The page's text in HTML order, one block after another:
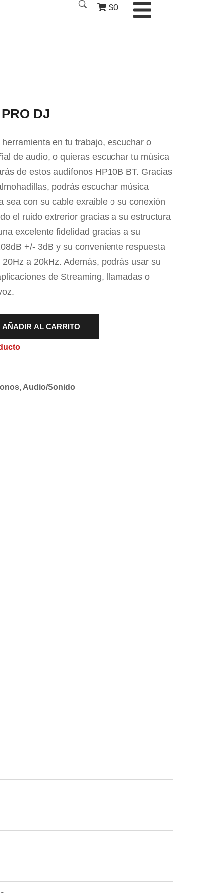
$0
DJ
en tu trabajo, escuchar o
de audio, o quieras escuchar tu música
de estos audífonos HP10B BT. Gracias
podrás escuchar música
sea con su cable exraible o su conexión
el ruido extrerior gracias a su estructura
excelente fidelidad gracias a su
+/- 3dB y su conveniente respuesta
a 20kHz. Además, podrás usar su
de Streaming, llamadas o
AÑADIR AL CARRITO
, Audio/Sonido